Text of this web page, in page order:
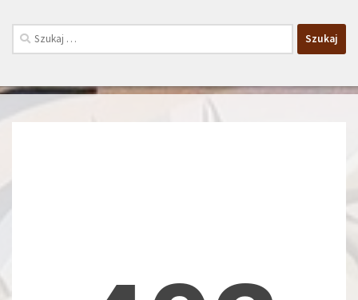
Szukaj: